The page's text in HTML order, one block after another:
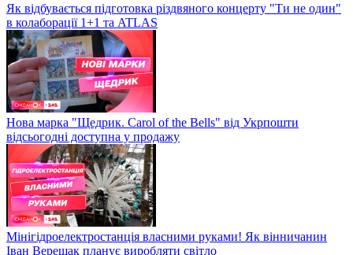
Як відбувається підготовка різдвяного концерту "Ти не один"
в колаборації 1+1 та ATLAS
Нова марка "Щедрик. Carol of the Bells" від Укрпошти
відсьогодні доступна у продажу
Мінігідроелектростанція власними руками! Як вінничанин
Іван Верещак планує виробляти світло